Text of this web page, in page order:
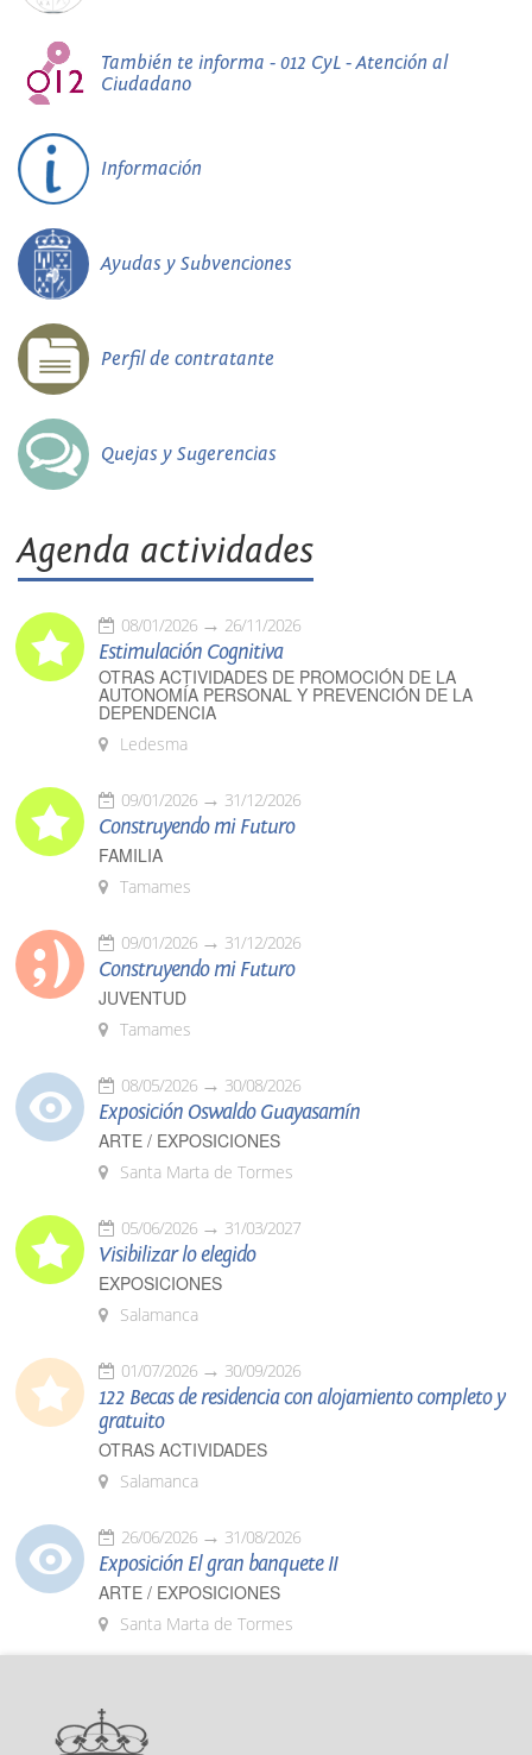
También te informa - 012 CyL - Atención al
Ciudadano
Información
Ayudas y Subvenciones
Perfil de contratante
Quejas y Sugerencias
Agenda actividades
08/01/2026 26/11/2026
Estimulación Cognitiva
OTRAS ACTIVIDADES DE PROMOCIÓN DE LA
AUTONOMÍA PERSONAL Y PREVENCIÓN DE LA
DEPENDENCIA
Ledesma
09/01/2026 31/12/2026
Construyendo mi Futuro
FAMILIA
Tamames
09/01/2026 31/12/2026
Construyendo mi Futuro
JUVENTUD
Tamames
08/05/2026 30/08/2026
Exposición Oswaldo Guayasamín
ARTE / EXPOSICIONES
Santa Marta de Tormes
05/06/2026 31/03/2027
Visibilizar lo elegido
EXPOSICIONES
Salamanca
01/07/2026 30/09/2026
122 Becas de residencia con alojamiento completo y
gratuito
OTRAS ACTIVIDADES
Salamanca
26/06/2026 31/08/2026
Exposición El gran banquete II
ARTE / EXPOSICIONES
Santa Marta de Tormes